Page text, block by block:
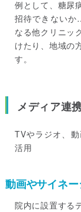
例として、糖尿
招待できない
なる他クリニッ
けたり、地域の
す。
メディア連
TVやラジオ、
活用
動画やサイネ
院内に設置する